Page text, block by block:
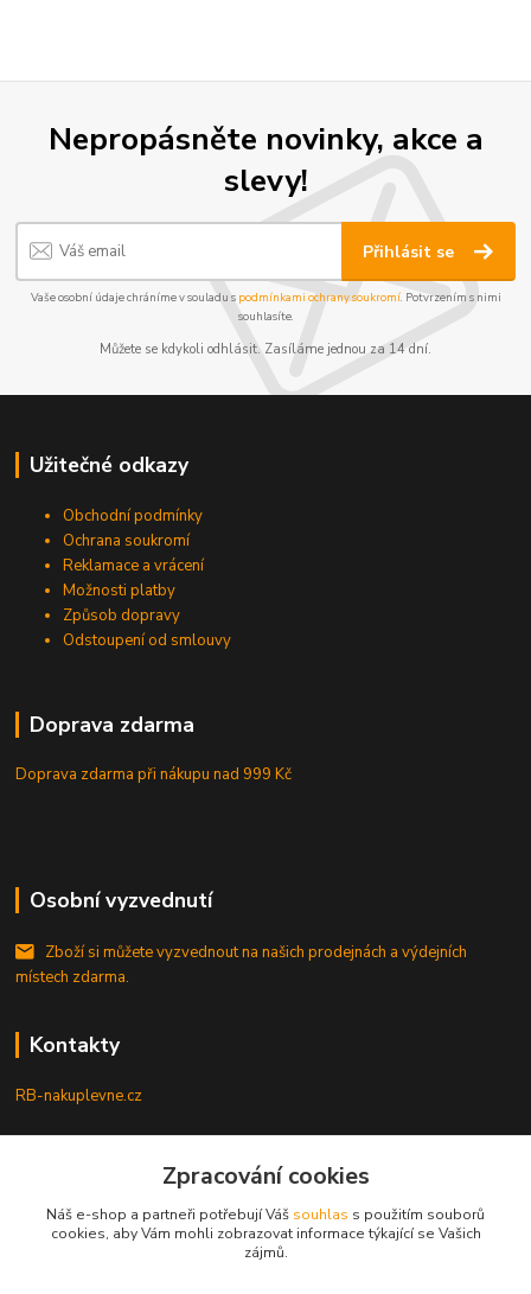
Nepropásněte novinky, akce a
slevy!
Přihlásit se
Vaše osobní údaje chráníme v souladu s podmínkami ochrany soukromí. Potvrzením s nimi
souhlasíte.
Můžete se kdykoli odhlásit. Zasíláme jednou za 14 dní.
Užitečné odkazy
Obchodní podmínky
Ochrana soukromí
Reklamace a vrácení
Možnosti platby
Způsob dopravy
Odstoupení od smlouvy
Doprava zdarma
Doprava zdarma při nákupunad 999 Kč
Osobní vyzvednutí
Zboží si můžete vyzvednout na našich prodejnách a výdejních
místech zdarma.
Kontakty
RB-nakuplevne.cz
+420 222722421
info@rb-nakuplevne.cz
Zpracování cookies
Náš e-shop a partneři potřebují Váš souhlas s použitím souborů
cookies, aby Vám mohli zobrazovat informace týkající se Vašich
zájmů.